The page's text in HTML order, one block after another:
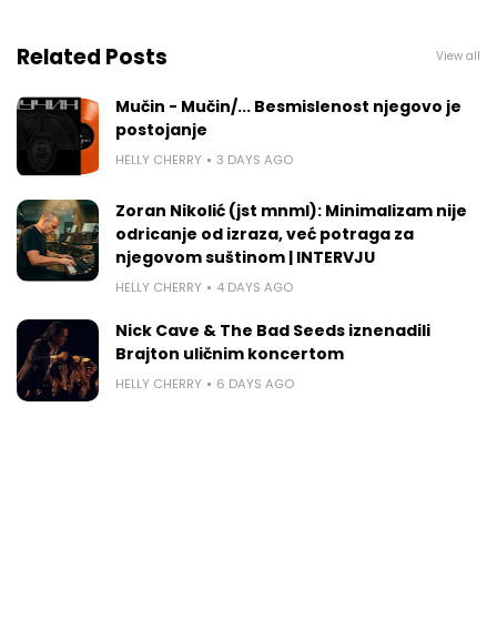
Related Posts View all
Mučin - Mučin/... Besmislenost njegovo je
postojanje
HELLY CHERRY 3 DAYS AGO
Zoran Nikolić (jst mnml): Minimalizam nije
odricanje od izraza, već potraga za
njegovom suštinom | INTERVJU
HELLY CHERRY 4 DAYS AGO
Nick Cave & The Bad Seeds iznenadili
Brajton uličnim koncertom
HELLY CHERRY 6 DAYS AGO